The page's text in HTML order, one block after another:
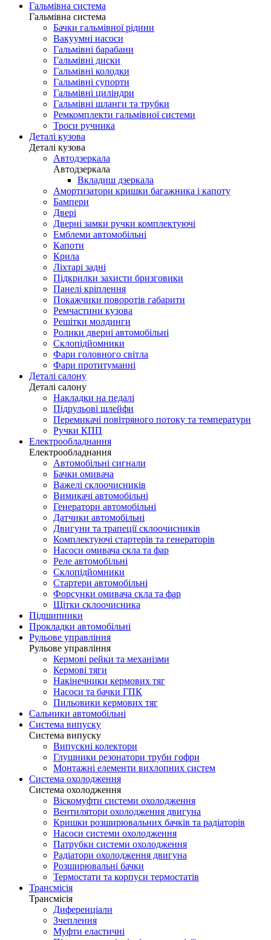
Гальмівна система
Гальмівна система
Бачки гальмівної рідини
Вакуумні насоси
Гальмівні барабани
Гальмівні диски
Гальмівні колодки
Гальмівні супорти
Гальмівні циліндри
Гальмівні шланги та трубки
Ремкомплекти гальмівної системи
Троси ручника
Деталі кузова
Деталі кузова
Автодзеркала
Автодзеркала
Вкладиш дзеркала
Амортизатори кришки багажника і капоту
Бампери
Двері
Дверні замки ручки комплектуючі
Емблеми автомобільні
Капоти
Крила
Ліхтарі задні
Підкрилки захисти бризговики
Панелі кріплення
Покажчики поворотів габарити
Ремчастини кузова
Решітки молдинги
Ролики дверні автомобільні
Склопідйомники
Фари головного світла
Фари протитуманні
Деталі салону
Деталі салону
Накладки на педалі
Підрульові шлейфи
Перемикачі повітряного потоку та температури
Ручки КПП
Електрообладнання
Електрообладнання
Автомобільні сигнали
Бачки омивача
Важелі склоочисників
Вимикачі автомобільні
Генератори автомобільні
Датчики автомобільні
Двигуни та трапеції склоочисників
Комплектуючі стартерів та генераторів
Насоси омивача скла та фар
Реле автомобільні
Склопідйомники
Стартери автомобільні
Форсунки омивача скла та фар
Щітки склоочисника
Підшипники
Прокладки автомобільні
Рульове управління
Рульове управління
Кермові рейки та механізми
Кермові тяги
Накінечники кермових тяг
Насоси та бачки ГПК
Пильовики кермових тяг
Сальники автомобільні
Система випуску
Система випуску
Випускні колектори
Глушники резонатори труби гофри
Монтажні елементи вихлопних систем
Система охолодження
Система охолодження
Віскомуфти системи охолодження
Вентилятори охолодження двигуна
Кришки розширювальних бачків та радіаторів
Насоси системи охолодження
Патрубки системи охолодження
Радіатори охолодження двигуна
Розширювальні бачки
Термостати та корпуси термостатів
Трансмісія
Трансмісія
Диференціали
Зчеплення
Муфти еластичні